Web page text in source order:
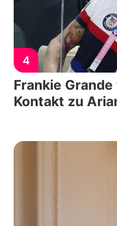
4
Frankie
Kontakt zu